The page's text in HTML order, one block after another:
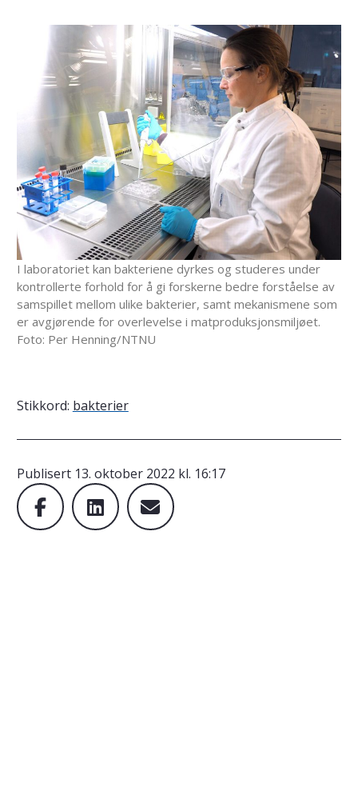
I laboratoriet kan bakteriene dyrkes og studeres under
kontrollerte forhold for å gi forskerne bedre forståelse av
samspillet mellom ulike bakterier, samt mekanismene som
er avgjørende for overlevelse i matproduksjonsmiljøet.
Foto: Per Henning/NTNU
Stikkord: bakterier
Publisert 13. oktober 2022 kl. 16:17